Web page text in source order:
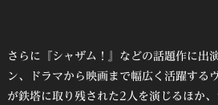
さらに『シャザム！』などの話題作に出
ン、ドラマから映画まで幅広く活躍する
が鉄塔に取り残された2人を演じるほか